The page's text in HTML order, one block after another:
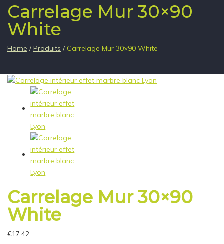
Carrelage Mur 30×90
White
Home / Produits / Carrelage Mur 30×90 White
Carrelage Mur 30×90
White
€17.42